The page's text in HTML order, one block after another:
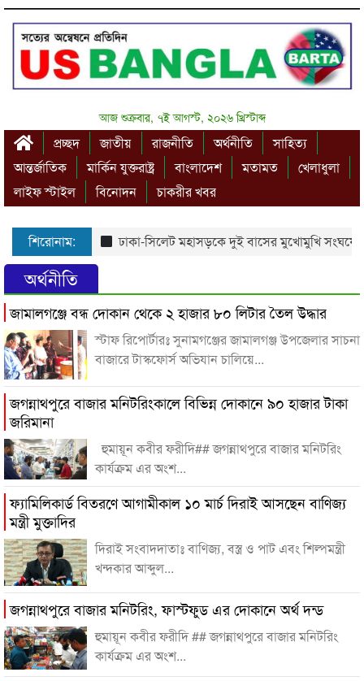
আজ শুক্রবার, ৭ই আগস্ট, ২০২৬ খ্রিস্টাব্দ
প্রচ্ছদ জাতীয় রাজনীতি অর্থনীতি
সাহিত্য
আন্তর্জাতিক
মার্কিন যুক্তরাষ্ট্র বাংলাদেশ মতামত
খেলাধুলা
লাইফ স্টাইল
বিনোদন চাকরীর খবর
শিরোনাম: ঢাকা-সিলেট মহাসড়কে দুই বাসের মুখোমুখি সংঘর্ষে
অর্থনীতি
জামালগঞ্জে বন্ধ দোকান থেকে ২ হাজার ৮০ লিটার তৈল উদ্ধার
স্টাফ রিপোর্টারঃ সুনামগঞ্জের জামালগঞ্জ উপজেলার সাচনা
বাজারে টাস্কফোর্স অভিযান চালিয়ে...
জগন্নাথপুরে বাজার মনিটরিংকালে বিভিন্ন দোকানে ৯০ হাজার টাকা
জরিমানা
হুমায়ূন কবীর ফরীদি## জগন্নাথপুরে বাজার মনিটরিং
কার্যক্রম এর অংশ...
ফ্যামিলিকার্ড বিতরণে আগামীকাল ১০ মার্চ দিরাই আসছেন বাণিজ্য
মন্ত্রী মুক্তাদির
দিরাই সংবাদদাতাঃ বাণিজ্য, বস্ত্র ও পাট এবং শিল্পমন্ত্রী
খন্দকার আব্দুল...
জগন্নাথপুরে বাজার মনিটরিং, ফাস্টফুড এর দোকানে অর্থ দন্ড
হুমায়ূন কবীর ফরীদি ## জগন্নাথপুরে বাজার মনিটরিং
কার্যক্রম এর অংশ...